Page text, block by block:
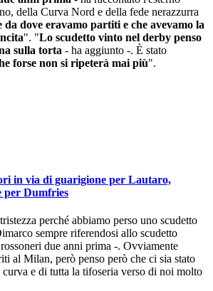
della Curva Nord e della fede nerazzurra
da dove eravamo partiti e che avevamo la
". "Lo scudetto vinto nel derby penso
sulla torta - ha aggiunto -. È stato
forse non si ripeterà mai più".
in via di guarigione per Lautaro,
per Dumfries
perché abbiamo perso uno scudetto
sempre riferendosi allo scudetto
due anni prima -. Ovviamente
al Milan, però penso però che ci sia stato
curva e di tutta la tifoseria verso di noi molto